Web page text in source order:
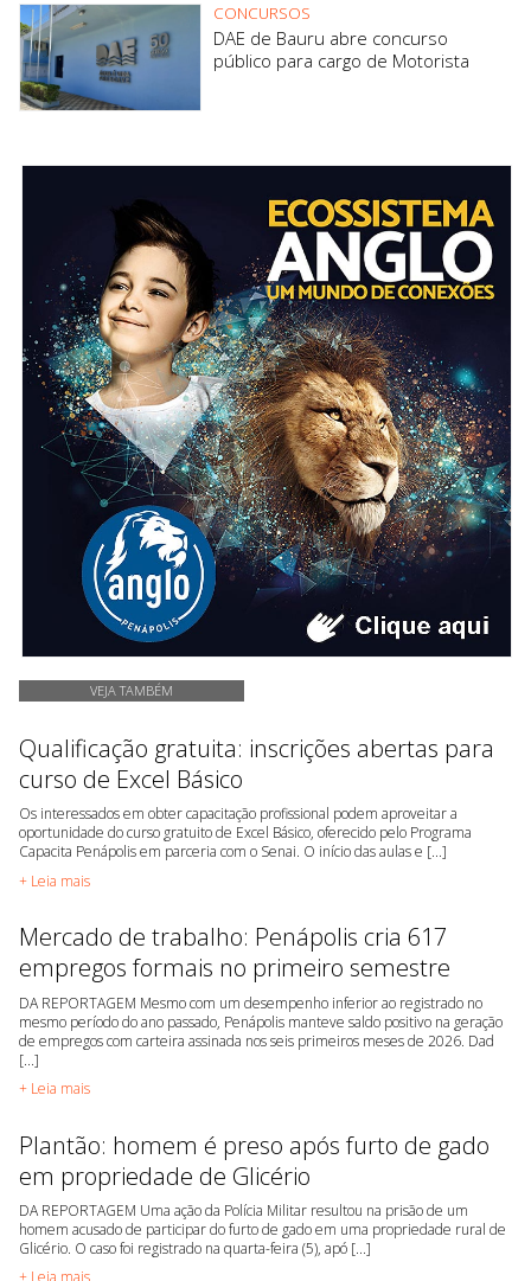
CONCURSOS
DAE de Bauru abre concurso
público para cargo de Motorista
VEJA TAMBÉM
Qualificação gratuita: inscrições abertas para
curso de Excel Básico
Os interessados em obter capacitação profissional podem aproveitar a
oportunidade do curso gratuito de Excel Básico, oferecido pelo Programa
Capacita Penápolis em parceria com o Senai. O início das aulas e [...]
+ Leia mais
Mercado de trabalho: Penápolis cria 617
empregos formais no primeiro semestre
DA REPORTAGEM Mesmo com um desempenho inferior ao registrado no
mesmo período do ano passado, Penápolis manteve saldo positivo na geração
de empregos com carteira assinada nos seis primeiros meses de 2026. Dad
[...]
+ Leia mais
Plantão: homem é preso após furto de gado
em propriedade de Glicério
DA REPORTAGEM Uma ação da Polícia Militar resultou na prisão de um
homem acusado de participar do furto de gado em uma propriedade rural de
Glicério. O caso foi registrado na quarta-feira (5), apó [...]